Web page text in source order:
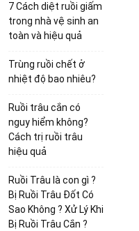
7 Cách diệt ruồi giấm
trong nhà vệ sinh an
toàn và hiệu quả
Trùng ruồi chết ở
nhiệt độ bao nhiêu?
Ruồi trâu cắn có
nguy hiểm không?
Cách trị ruồi trâu
hiệu quả
Ruồi Trâu là con gì ?
Bị Ruồi Trâu Đốt Có
Sao Không ? Xử Lý Khi
Bị Ruồi Trâu Cắn ?